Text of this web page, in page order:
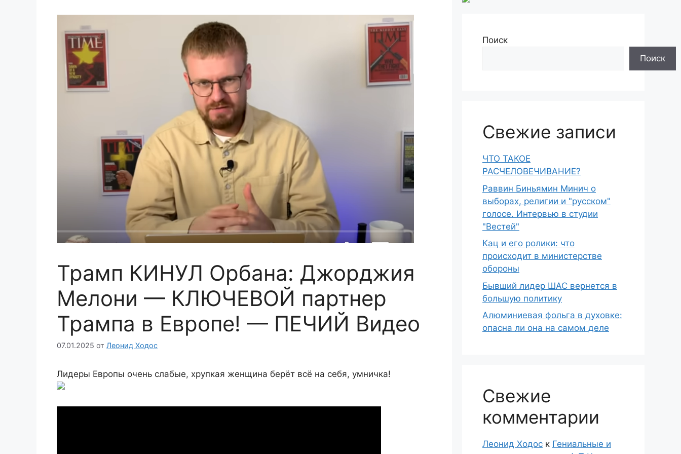
Трамп КИНУЛ Орбана: Джорджия
Мелони — КЛЮЧЕВОЙ партнер
Трампа в Европе! — ПЕЧИЙ Видео
07.01.2025 от Леонид Ходос
Лидеры Европы очень слабые, хрупкая женщина берёт всё на себя, умничка!
Поиск
Поиск
Свежие записи
ЧТО ТАКОЕ
РАСЧЕЛОВЕЧИВАНИЕ?
Раввин Биньямин Минич о
выборах, религии и "русском"
голосе. Интервью в студии
"Вестей"
Кац и его ролики: что
происходит в министерстве
обороны
Бывший лидер ШАС вернется в
большую политику
Алюминиевая фольга в духовке:
опасна ли она на самом деле
Свежие
комментарии
Леонид Ходос к Гениальные и